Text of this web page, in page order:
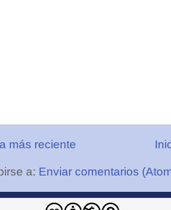
más reciente
a: Enviar comentarios